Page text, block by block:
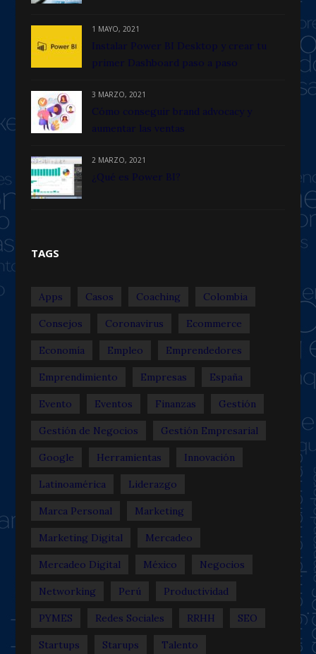
1 MAYO, 2021
Instalar Power BI Desktop y crear tu
primer Dashboard paso a paso
3 MARZO, 2021
Cómo conseguir brand advocacy y
aumentar las ventas
2 MARZO, 2021
¿Qué es Power BI?
TAGS
Apps Casos Coaching Colombia
Consejos Coronavirus Ecommerce
Economía Empleo Emprendedores
Emprendimiento Empresas España
Evento Eventos Finanzas Gestión
Gestión de Negocios Gestión Empresarial
Google Herramientas Innovación
Latinoamérica Liderazgo
Marca Personal Marketing
Marketing Digital Mercadeo
Mercadeo Digital México Negocios
Networking Perú Productividad
PYMES Redes Sociales RRHH SEO
Startups Starups Talento